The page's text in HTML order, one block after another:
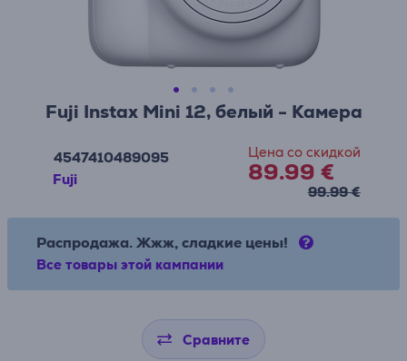
Fuji Instax Mini 12, белый - Камера
4547410489095
Fuji
Цена со скидкой
89.99 €
99.99 €
Распродажа. Жжж, сладкие цены!
Все товары этой кампании
Сравните